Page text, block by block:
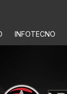
INFOTECNO